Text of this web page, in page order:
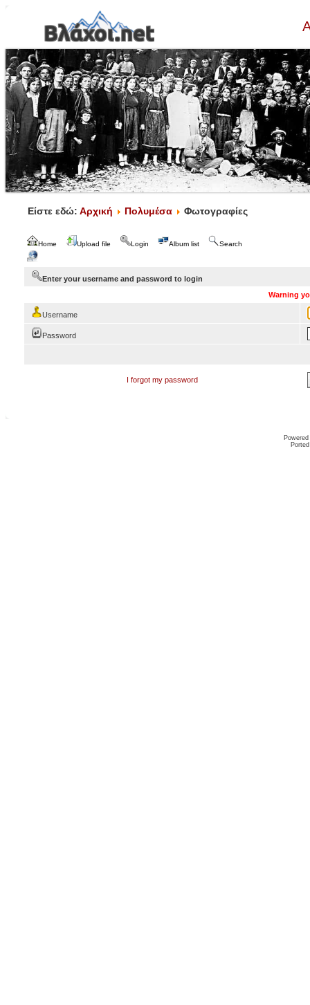
Είστε εδώ: Αρχική Πολυμέσα Φωτογραφίες
Home Upload file Login Album list Search
Enter your username and password to login
Warning
Username
Password
I forgot my password